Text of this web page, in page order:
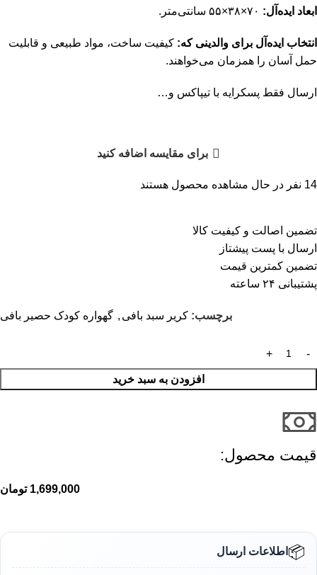
ابعاد ایده‌آل:
انتخاب ایده‌آل برای والدینی که: کیفیت ساخت، مواد طبیعی و قابلیت
حمل آسان را همزمان می‌خواهند.
ارسال فقط پسکرایه با تیپاکس و…
برای مقایسه اضافه کنید
14 نفر در حال مشاهده محصول هستند
تضمین اصالت و کیفیت کالا
ارسال با پست پیشتاز
تضمین کمترین قیمت
پشتیبانی ۲۴ ساعته
برچسب: کریر سبد بافی , گهواره کودک حصیر بافی
افزودن به سبد خرید
قیمت محصول:​
1,699,000 تومان
📦اطلاعات ارسال